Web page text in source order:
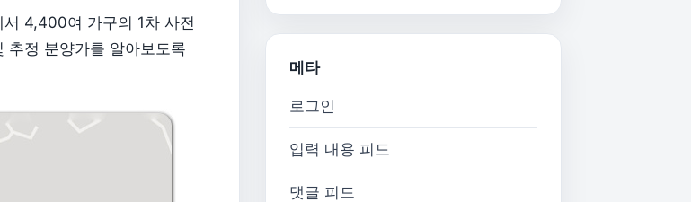
4,400여 가구의 1차 사전
추정 분양가를 알아보도록
메타
로그인
입력 내용 피드
댓글 피드